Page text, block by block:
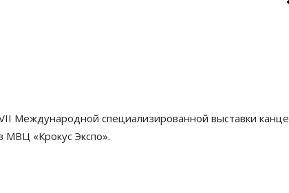
Международной специализированной выставки
МВЦ «Крокус Экспо».